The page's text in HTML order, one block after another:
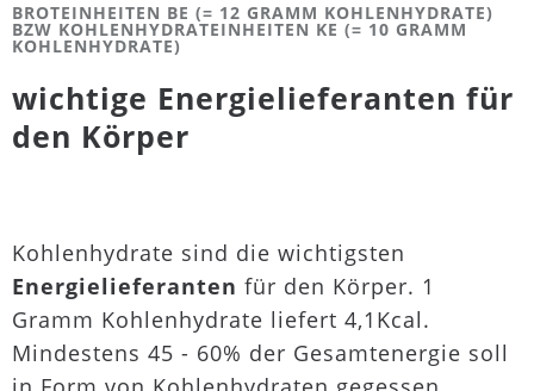
BROTEINHEITEN BE (= 12 GRAMM KOHLENHYDRATE)
BZW KOHLENHYDRATEINHEITEN KE (= 10 GRAMM
KOHLENHYDRATE)
wichtige Energielieferanten für
den Körper
Kohlenhydrate sind die wichtigsten
Energielieferanten für den Körper. 1
Gramm Kohlenhydrate liefert 4,1Kcal.
Mindestens 45 - 60% der Gesamtenergie soll